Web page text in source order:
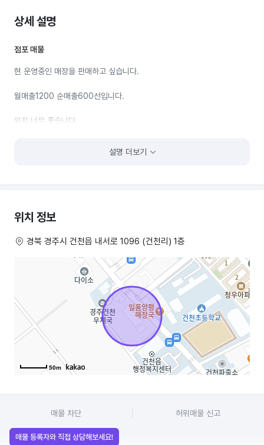
상세 설명
점포 매물
현 운영중인 매장을 판매하고 싶습니다.
월매출1200 순매출600선입니다.
위치 너무 좋습니다.
치킨집양도,치킨양도,경주치킨집양도,경주치킨양도,경주치킨집매매,
경주치킨집매매
설명 더보기
위치 정보
경북 경주시 건천읍 내서로 1096 (건천리) 1층
50m
매물 차단 허위매물 신고
매물 등록자와 직접 상담해보세요!